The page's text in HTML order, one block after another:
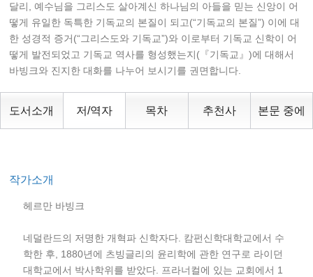
달리, 예수님을 그리스도 살아계신 하나님의 아들을 믿는 신앙이 어
떻게 유일한 독특한 기독교의 본질이 되고(“기독교의 본질”) 이에 대
한 성경적 증거(“그리스도와 기독교”)와 이로부터 기독교 신학이 어
떻게 발전되었고 기독교 역사를 형성했는지(『기독교』)에 대해서
바빙크와 진지한 대화를 나누어 보시기를 권면합니다.
도서소개 저/역자 목차 추천사 본문 중에
작가소개
헤르만 바빙크
네덜란드의 저명한 개혁파 신학자다. 캄펀신학대학교에서 수
학한 후, 1880년에 츠빙글리의 윤리학에 관한 연구로 라이던
대학교에서 박사학위를 받았다. 프라너컬에 있는 교회에서 1